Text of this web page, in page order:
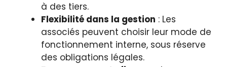
à des tiers.
Flexibilité dans la gestion : Les
associés peuvent choisir leur mode de
fonctionnement interne, sous réserve
des obligations légales.